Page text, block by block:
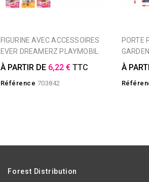
FIGURINE AVEC ACCESSOIRES
EVER DREAMERZ PLAYMOBIL
À PARTIR DE 6,22 € TTC
Référence 703842
PORTE POUPEE PAPILLON MY
À
Forest Distribution